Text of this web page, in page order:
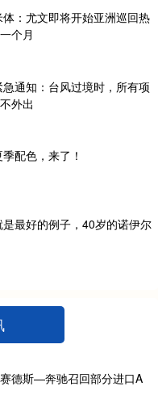
：尤文即将开始亚洲巡回热
个月
通知：台风过境时，所有项
外出
配色，来了！
最好的例子，40岁的诺伊尔
德斯—奔驰召回部分进口A